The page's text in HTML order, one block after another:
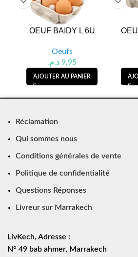
OEUF BAIDY L 6U
Oeufs
9,95 د.م.
AJOUTER AU PANIER
Réclamation
Qui sommes nous
Conditions générales de vente
Politique de confidentialité
Questions Réponses
Livreur sur Marrakech
LivKech, Adresse :
N° 49 bab ahmer, Marrakech